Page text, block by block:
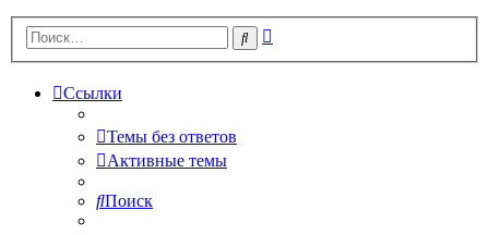
Поиск
Ссылки
Темы без ответов
Активные темы
Поиск